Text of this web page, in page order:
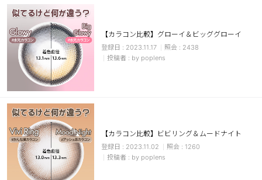
カスタマーサービス
ショッピングガイド
アプリダウンロード
INSTAGRAM TWITTER
【カラコン比較】グローイ＆ビッググローイ
2023.11.17
2438
by poplens
【カラコン比較】ビビリング＆ムードナイト
2023.11.02
1260
by poplens